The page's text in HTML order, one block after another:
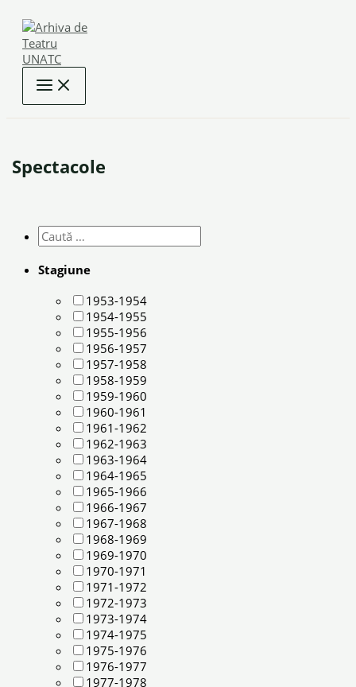
content
Spectacole
Stagiune
1953-1954
1954-1955
1955-1956
1956-1957
1957-1958
1958-1959
1959-1960
1960-1961
1961-1962
1962-1963
1963-1964
1964-1965
1965-1966
1966-1967
1967-1968
1968-1969
1969-1970
1970-1971
1971-1972
1972-1973
1973-1974
1974-1975
1975-1976
1976-1977
1977-1978